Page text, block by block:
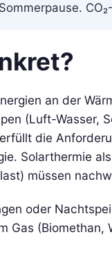
an der
(Luft-Wasser,
die
Solarthermie
müssen
oder